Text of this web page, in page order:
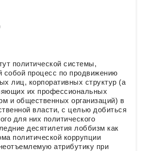
политической системы,
собой процесс по продвижению
лиц, корпоративных структур (а
их профессиональных
и общественных организаций) в
власти, с целью добиться
для них политического
десятилетия лоббизм как
политической коррупции
атрибутику при